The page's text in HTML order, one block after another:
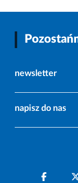
newsletter
napisz do nas